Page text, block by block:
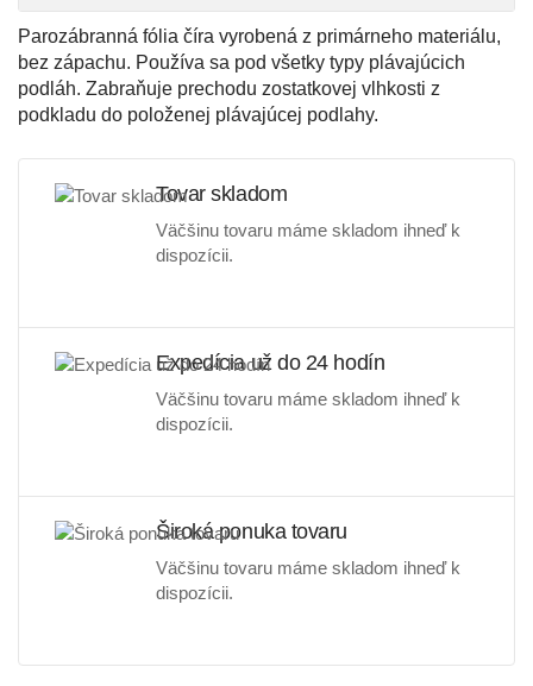
Parozábranná fólia číra vyrobená z primárneho materiálu,
bez zápachu. Používa sa pod všetky typy plávajúcich
podláh. Zabraňuje prechodu zostatkovej vlhkosti z
podkladu do položenej plávajúcej podlahy.
Tovar skladom
Väčšinu tovaru máme skladom ihneď k
dispozícii.
Expedícia už do 24 hodín
Väčšinu tovaru máme skladom ihneď k
dispozícii.
Široká ponuka tovaru
Väčšinu tovaru máme skladom ihneď k
dispozícii.